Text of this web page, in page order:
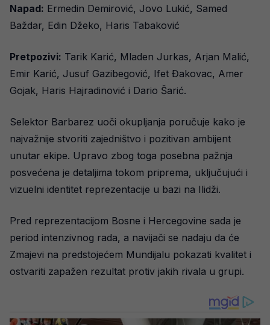
Napad: Ermedin Demirović, Jovo Lukić, Samed
Baždar, Edin Džeko, Haris Tabaković
Pretpozivi: Tarik Karić, Mladen Jurkas, Arjan Malić,
Emir Karić, Jusuf Gazibegović, Ifet Đakovac, Amer
Gojak, Haris Hajradinović i Dario Šarić.
Selektor Barbarez uoči okupljanja poručuje kako je
najvažnije stvoriti zajedništvo i pozitivan ambijent
unutar ekipe. Upravo zbog toga posebna pažnja
posvećena je detaljima tokom priprema, uključujući i
vizuelni identitet reprezentacije u bazi na Ilidži.
Pred reprezentacijom Bosne i Hercegovine sada je
period intenzivnog rada, a navijači se nadaju da će
Zmajevi na predstojećem Mundijalu pokazati kvalitet i
ostvariti zapažen rezultat protiv jakih rivala u grupi.